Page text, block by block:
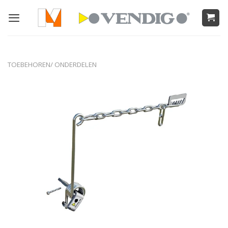
naar
TOEBEHOREN/ ONDERDELEN